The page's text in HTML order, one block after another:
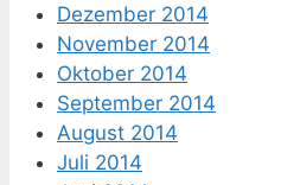
Dezember 2014
November 2014
Oktober 2014
September 2014
August 2014
Juli 2014